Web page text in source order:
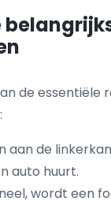
de essentiële
aan de
auto huurt.
wordt een